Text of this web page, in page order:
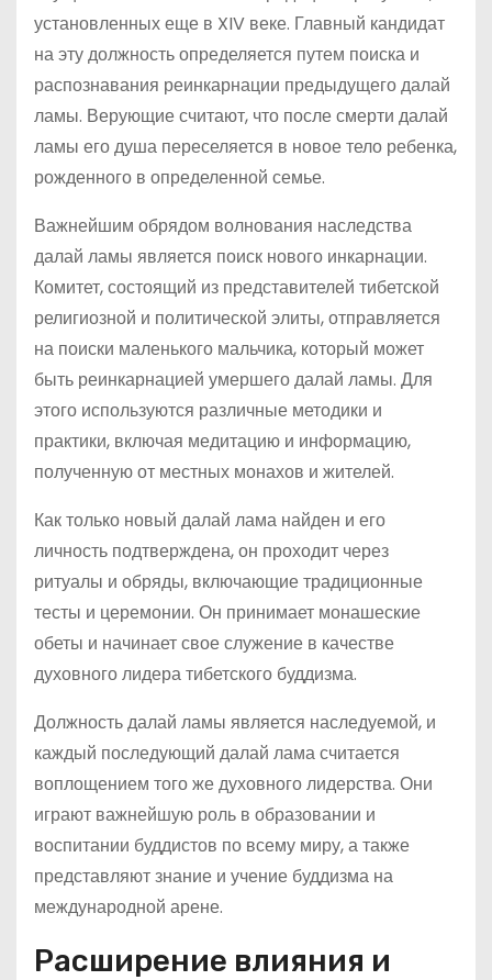
установленных еще в XIV веке. Главный кандидат
на эту должность определяется путем поиска и
распознавания реинкарнации предыдущего далай
ламы. Верующие считают, что после смерти далай
ламы его душа переселяется в новое тело ребенка,
рожденного в определенной семье.
Важнейшим обрядом волнования наследства
далай ламы является поиск нового инкарнации.
Комитет, состоящий из представителей тибетской
религиозной и политической элиты, отправляется
на поиски маленького мальчика, который может
быть реинкарнацией умершего далай ламы. Для
этого используются различные методики и
практики, включая медитацию и информацию,
полученную от местных монахов и жителей.
Как только новый далай лама найден и его
личность подтверждена, он проходит через
ритуалы и обряды, включающие традиционные
тесты и церемонии. Он принимает монашеские
обеты и начинает свое служение в качестве
духовного лидера тибетского буддизма.
Должность далай ламы является наследуемой, и
каждый последующий далай лама считается
воплощением того же духовного лидерства. Они
играют важнейшую роль в образовании и
воспитании буддистов по всему миру, а также
представляют знание и учение буддизма на
международной арене.
Расширение влияния и